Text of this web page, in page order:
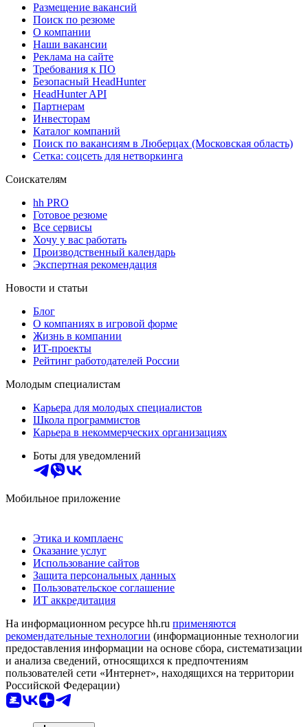
Размещение вакансий
Поиск по резюме
О компании
Наши вакансии
Реклама на сайте
Требования к ПО
Безопасный HeadHunter
HeadHunter API
Партнерам
Инвесторам
Каталог компаний
Поиск по вакансиям в Люберцах (Московская область)
Сетка: соцсеть для нетворкинга
Соискателям
hh PRO
Готовое резюме
Все сервисы
Хочу у вас работать
Производственный календарь
Экспертная рекомендация
Новости и статьи
Блог
О компаниях в игровой форме
Жизнь в компании
ИТ-проекты
Рейтинг работодателей России
Молодым специалистам
Карьера для молодых специалистов
Школа программистов
Карьера в некоммерческих организациях
Боты для уведомлений
Мобильное приложение
Этика и комплаенс
Оказание услуг
Использование сайтов
Защита персональных данных
Пользовательское соглашение
ИТ аккредитация
На информационном ресурсе hh.ru применяются
рекомендательные технологии (информационные технологии
предоставления информации на основе сбора, систематизации
и анализа сведений, относящихся к предпочтениям
пользователей сети «Интернет», находящихся на территории
Российской Федерации)